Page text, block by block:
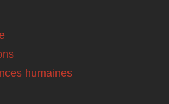
humaines